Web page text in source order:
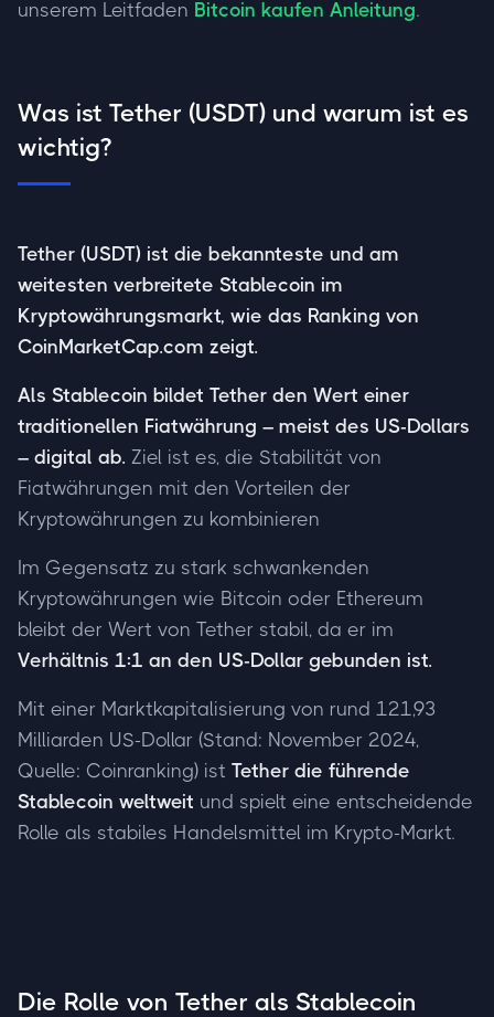
unserem Leitfaden Bitcoin kaufen Anleitung.
Was ist Tether (USDT) und warum ist es
wichtig?
Tether (USDT) ist die bekannteste und am
weitesten verbreitete Stablecoin im
Kryptowährungsmarkt, wie das Ranking von
CoinMarketCap.com zeigt.
Als Stablecoin bildet Tether den Wert einer
traditionellen Fiatwährung – meist des US-Dollars
– digital ab. Ziel ist es, die Stabilität von
Fiatwährungen mit den Vorteilen der
Kryptowährungen zu kombinieren
Im Gegensatz zu stark schwankenden
Kryptowährungen wie Bitcoin oder Ethereum
bleibt der Wert von Tether stabil, da er im
Verhältnis 1:1 an den US-Dollar gebunden ist.
Mit einer Marktkapitalisierung von rund 121,93
Milliarden US-Dollar (Stand: November 2024,
Quelle: Coinranking) ist Tether die führende
Stablecoin weltweit und spielt eine entscheidende
Rolle als stabiles Handelsmittel im Krypto-Markt.
Die Rolle von Tether als Stablecoin